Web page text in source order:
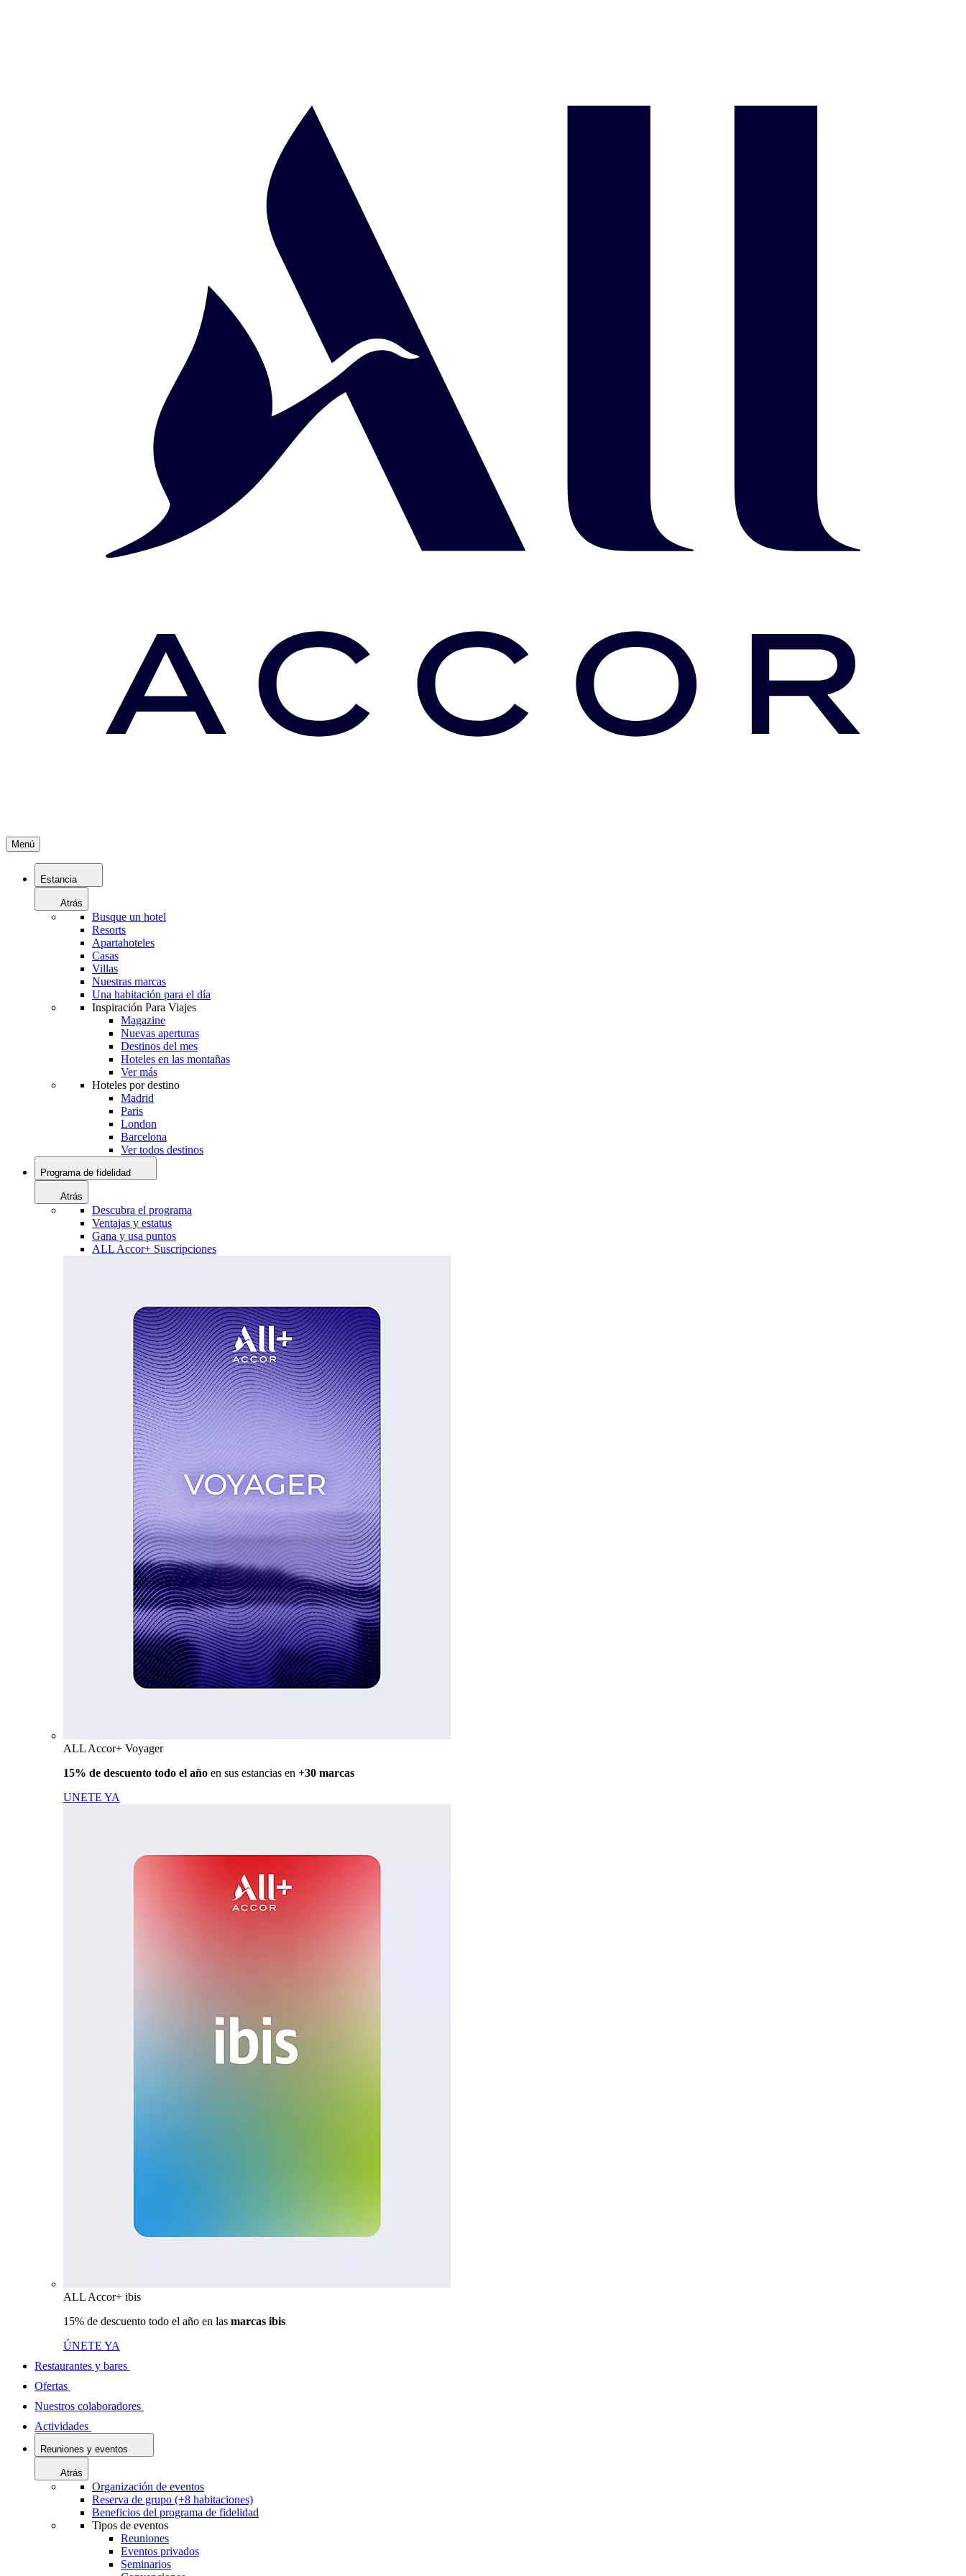
Menú
Estancia
Atrás
Busque un hotel
Resorts
Apartahoteles
Casas
Villas
Nuestras marcas
Una habitación para el día
Inspiración Para Viajes
Magazine
Nuevas aperturas
Destinos del mes
Hoteles en las montañas
Ver más
Hoteles por destino
Madrid
Paris
London
Barcelona
Ver todos destinos
Programa de fidelidad
Atrás
Descubra el programa
Ventajas y estatus
Gana y usa puntos
ALL Accor+ Suscripciones
ALL Accor+ Voyager
15% de descuento todo el año en sus estancias en +30 marcas
UNETE YA
ALL Accor+ ibis
15% de descuento todo el año en las marcas ibis
ÚNETE YA
Restaurantes y bares
Ofertas
Nuestros colaboradores
Actividades
Reuniones y eventos
Atrás
Organización de eventos
Reserva de grupo (+8 habitaciones)
Beneficios del programa de fidelidad
Tipos de eventos
Reuniones
Eventos privados
Seminarios